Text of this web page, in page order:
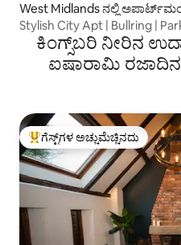
West Midlands ನಲ್ಲಿ
Stylish City Apt | Bullring |
ಕಿಂಗ್ಸ್‌ಬರಿ ನೀರಿನ
ಐಷಾರಾಮಿ
ಗೆಸ್ಟ್‌ಗಳಿಗೆ ಅತಿ ಹೆಚ್ಚು ಅಚ್ಚುಮೆಚ್ಚಿನದು
ಗೆಸ್ಟ್‌ಗಳ ಅಚ್ಚುಮೆಚ್ಚಿನದು